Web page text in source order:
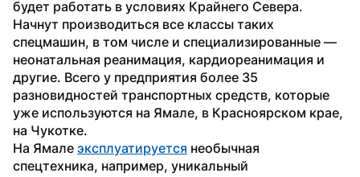
будет работать в условиях Крайнего Севера.
Начнут производиться все классы таких
спецмашин, в том числе и специализированные —
неонатальная реанимация, кардиореанимация и
другие. Всего у предприятия более 35
разновидностей транспортных средств, которые
уже используются на Ямале, в Красноярском крае,
на Чукотке.
На Ямале эксплуатируется необычная
спецтехника, например, уникальный